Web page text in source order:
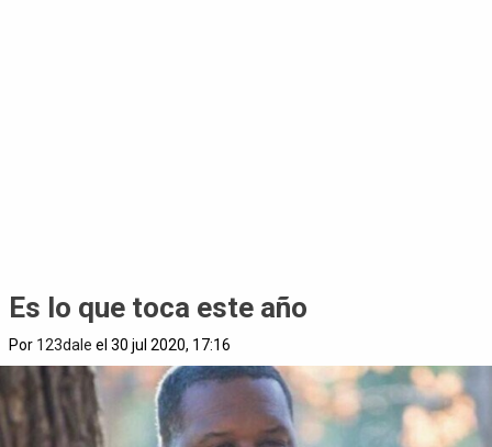
Es lo que toca este año
Por 123dale el 30 jul 2020, 17:16